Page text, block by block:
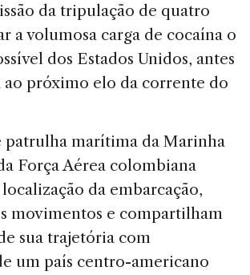
da tripulação de quatro
a volumosa carga de cocaína o
dos Estados Unidos, antes
ao próximo elo da corrente do
patrulha marítima da Marinha
Força Aérea colombiana
da embarcação,
movimentos e compartilham
sua trajetória com
um país centro-americano